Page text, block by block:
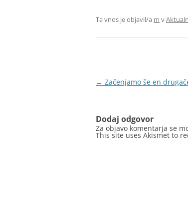
Ta vnos je objavil/a m v
Krmarjenje
← Začenjamo še en
Dodaj odgovor
Za objavo komentarja se
This site uses Akismet to